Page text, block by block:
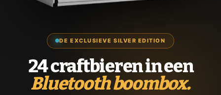
DE EXCLUSIEVE SILVER EDITION
24 craftbieren in een
Bluetooth boombox.